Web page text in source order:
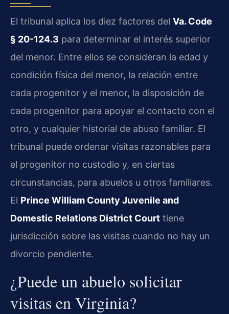
El tribunal aplica los diez factores del Va. Code
§ 20-124.3 para determinar el interés superior
del menor. Entre ellos se consideran la edad y
condición física del menor, la relación entre
cada progenitor y el menor, la disposición de
cada progenitor para apoyar el contacto con el
otro, y cualquier historial de abuso familiar. El
tribunal puede ordenar visitas razonables para
el progenitor no custodio y, en ciertas
circunstancias, para abuelos u otros familiares.
El Prince William County Juvenile and
Domestic Relations District Court tiene
jurisdicción sobre las visitas cuando no hay un
divorcio pendiente.
¿Puede un abuelo solicitar
visitas en Virginia?